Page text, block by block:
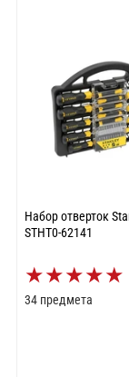
Набор отверток
STHT0-62141
★★★★★
34 предмета